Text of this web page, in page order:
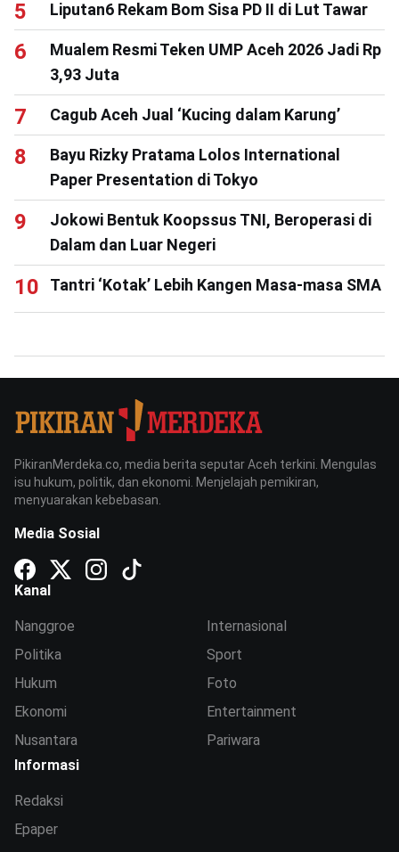
Liputan6 Rekam Bom Sisa PD II di Lut Tawar
Mualem Resmi Teken UMP Aceh 2026 Jadi Rp
3,93 Juta
Cagub Aceh Jual ‘Kucing dalam Karung’
Bayu Rizky Pratama Lolos International
Paper Presentation di Tokyo
Jokowi Bentuk Koopssus TNI, Beroperasi di
Dalam dan Luar Negeri
Tantri ‘Kotak’ Lebih Kangen Masa-masa SMA
PikiranMerdeka.co, media berita seputar Aceh terkini. Mengulas
isu hukum, politik, dan ekonomi. Menjelajah pemikiran,
menyuarakan kebebasan.
Media Sosial
Kanal
Nanggroe
Politika
Hukum
Ekonomi
Nusantara
Internasional
Sport
Foto
Entertainment
Pariwara
Informasi
Redaksi
Epaper